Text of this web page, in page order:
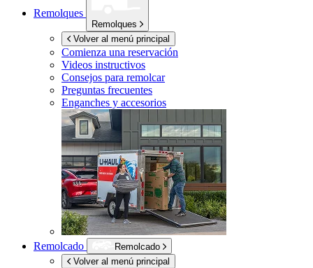
Remolques
Remolques
Volver al menú principal
Comienza una reservación
Videos instructivos
Consejos para remolcar
Preguntas frecuentes
Enganches y accesorios
Remolcado
Remolcado
Volver al menú principal